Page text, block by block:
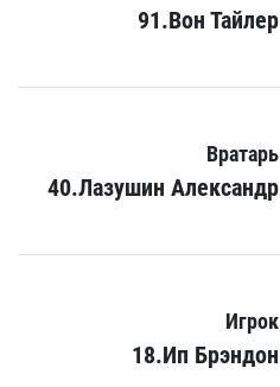
91.Вон Тайлер
Вратарь
40.Лазушин Александр
Игрок
18.Ип Брэндон